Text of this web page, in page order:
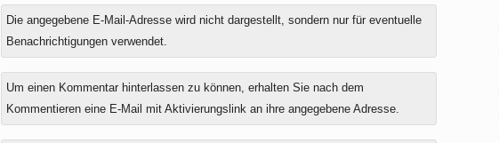
Die angegebene E-Mail-Adresse wird nicht dargestellt, sondern nur für eventuelle
Benachrichtigungen verwendet.
Um einen Kommentar hinterlassen zu können, erhalten Sie nach dem
Kommentieren eine E-Mail mit Aktivierungslink an ihre angegebene Adresse.